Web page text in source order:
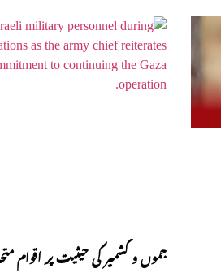
جموں و کشمیر کی حیثیت پر اقوام